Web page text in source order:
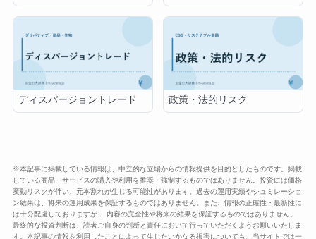
ディスパージョントレード 政策・法的リスク
※本記事に掲載している情報は、中立的な立場からの情報提供を目的としたものです。掲載
している商品・サービスの購入や利用を推奨・強制するものではありません。投資には価格
変動リスクが伴い、元本割れが生じる可能性があります。過去の運用実績やシュミレーショ
ン結果は、将来の運用成果を保証するものではありません。また、情報の正確性・最新性に
は十分配慮しておりますが、 内容の完全性や将来の結果を保証するものではありません。
最終的な投資判断は、読者ご自身の判断と責任において行っていただくようお願いいたしま
す。本記事の情報を利用したことによって生じたいかなる損害についても、当サイトでは一